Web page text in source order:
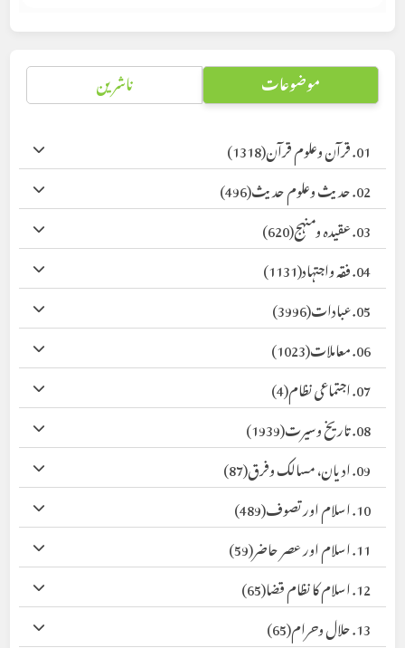
موضوعات ناشرین
01. قرآن وعلوم قرآن
(1318)
02. حدیث وعلوم حدیث
(496)
03. عقیدہ ومنہج
(620)
04. فقہ واجتہاد
(1131)
05. عبادات
(3996)
06. معاملات
(1023)
07. اجتماعی نظام
(4)
08. تاریخ وسیرت
(1939)
09. ادیان، مسالک وفرق
(87)
10. اسلام اور تصوف
(489)
11. اسلام اور عصر حاضر
(59)
12. اسلام کا نظام قضا
(65)
13. حلال وحرام
(65)